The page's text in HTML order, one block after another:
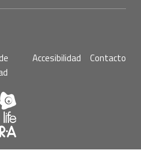
Accesibilidad Contacto